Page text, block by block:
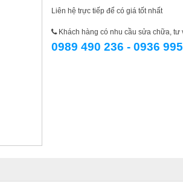
Liên hệ trực tiếp để có giá tốt nhất
Khách hàng có nhu cầu sửa chữa, tư
0989 490 236 - 0936